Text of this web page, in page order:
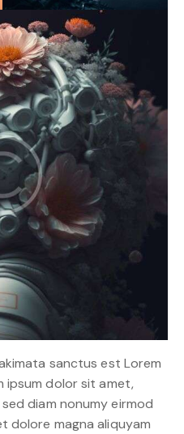
sanctus est Lorem
ipsum dolor sit amet,
diam nonumy eirmod
dolore magna aliquyam